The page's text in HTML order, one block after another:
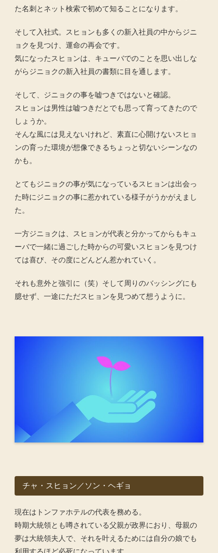
た名刺とネット検索で初めて知ることになります。
そして入社式。スヒョンも多くの新入社員の中からジニ
ョクを見つけ、運命の再会です。
気になったスヒョンは、キューバでのことを思い出しな
がらジニョクの新入社員の書類に目を通します。
そして、ジニョクの事を嘘つきではないと確認。
スヒョンは男性は嘘つきだとでも思って育ってきたので
しょうか。
そんな風には見えないけれど、素直に心開けないスヒョ
ンの育った環境が想像できるちょっと切ないシーンなの
かも。
とてもジニョクの事が気になっているスヒョンは出会っ
た時にジニョクの事に惹かれている様子がうかがえまし
た。
一方ジニョクは、スヒョンが代表と分かってからもキュ
ーバで一緒に過ごした時からの可愛いスヒョンを見つけ
ては喜び、その度にどんどん惹かれていく。
それも意外と強引に（笑）そして周りのバッシングにも
臆せず、一途にただスヒョンを見つめて想うように。
チャ・スヒョン／ソン・ヘギョ
現在はトンファホテルの代表を務める。
時期大統領とも噂されている父親が政界におり、母親の
夢は大統領夫人で、それを叶えるためには自分の娘でも